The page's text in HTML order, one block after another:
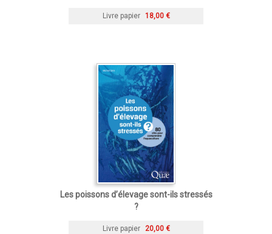
Livre papier 18,00 €
Les poissons d’élevage sont-ils stressés
?
Livre papier 20,00 €